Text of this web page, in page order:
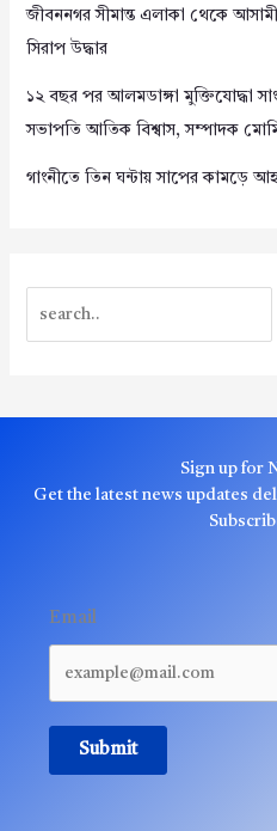
জীবননগর সীমান্ত এলাকা থেকে
সিরাপ উদ্ধার
১২ বছর পর আলমডাঙ্গা মুক্তিযোদ্ধা
সভাপতি আতিক বিশ্বাস, সম্পাদক
গাংনীতে তিন ঘন্টায় সাপের কামড়ে
Sign up for
Get the latest news updates
Email
Submit